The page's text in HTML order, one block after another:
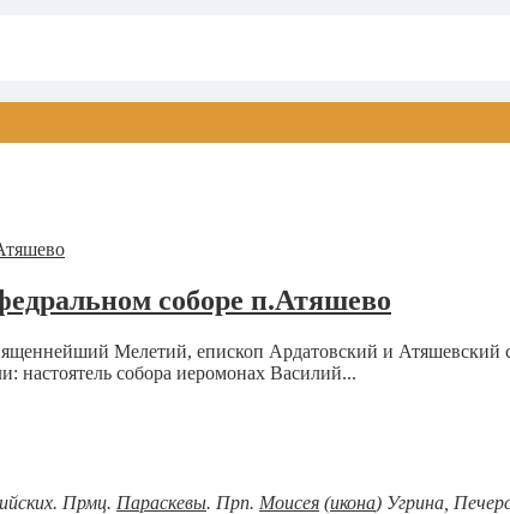
соборе п.Атяшево
Мелетий, епископ Ардатовский и
настоятель собора иеромонах Василий...
Прмц. Параскевы. Прп. Моисея (икона) Угрина,